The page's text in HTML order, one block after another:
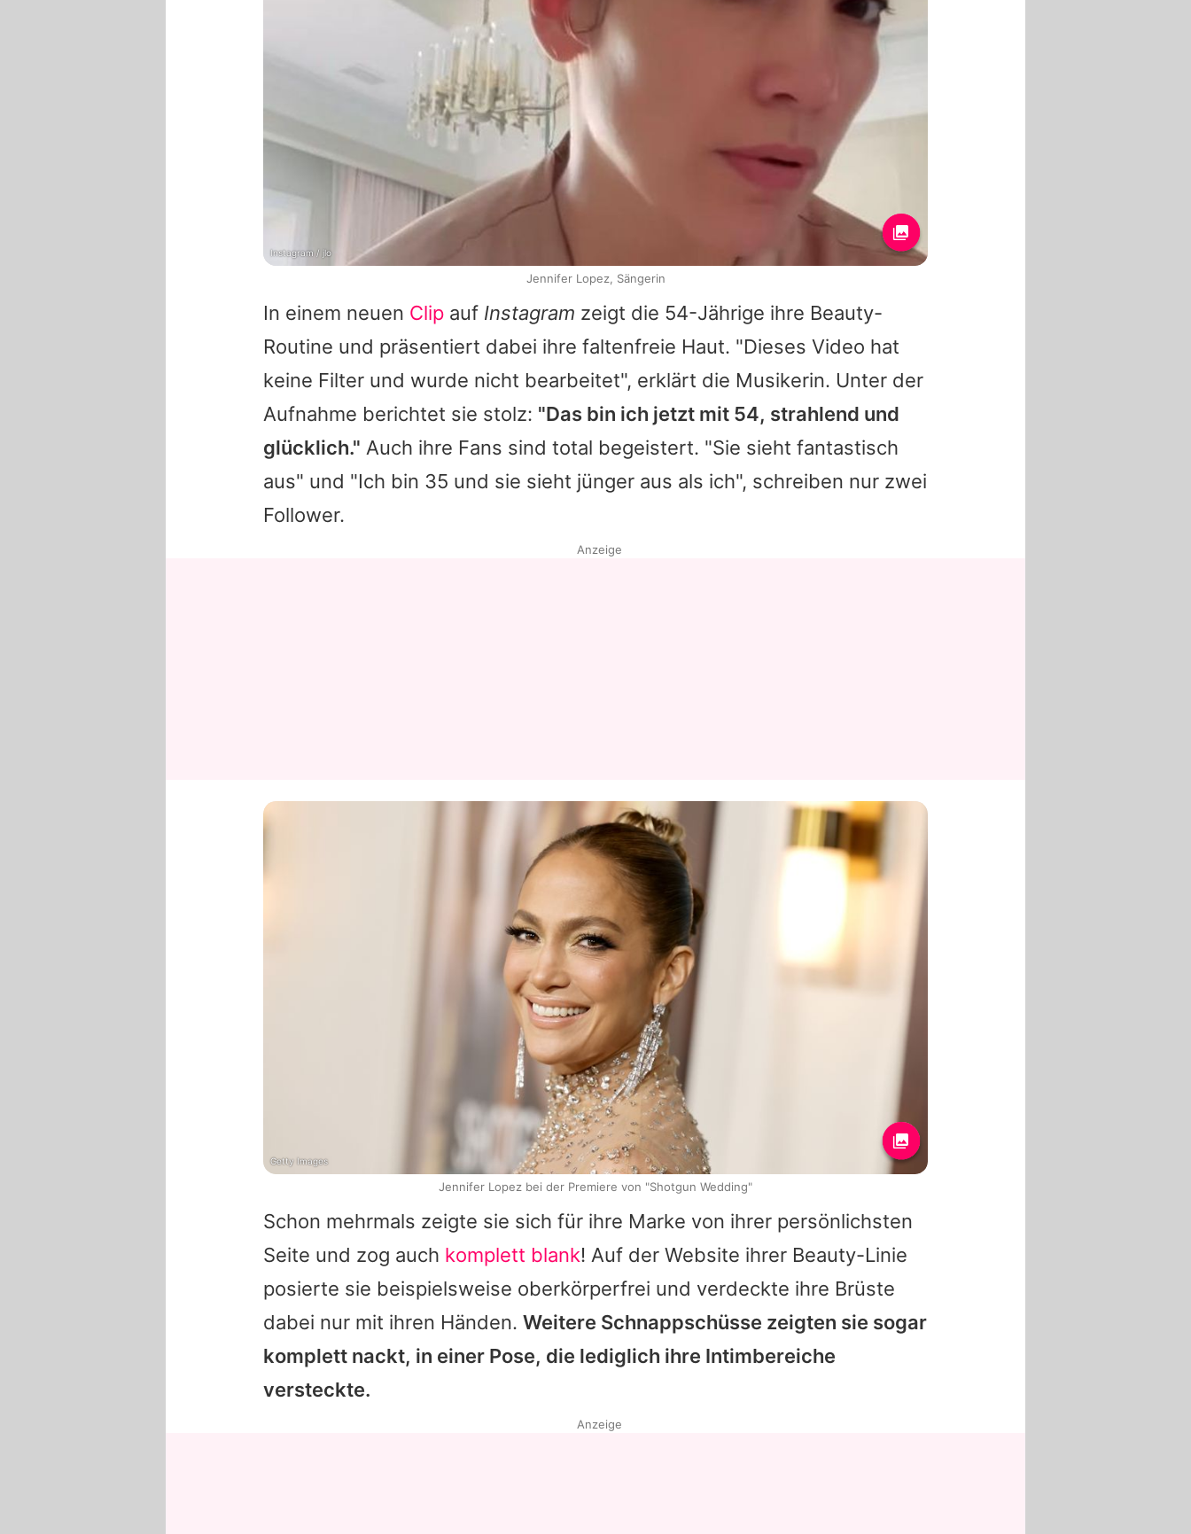
In einem neuen Clip auf Instagram zeigt die 54-Jährige ihre Beauty-
Routine und präsentiert dabei ihre faltenfreie Haut. "Dieses Video hat
keine Filter und wurde nicht bearbeitet", erklärt die Musikerin. Unter der
Aufnahme berichtet sie stolz: "Das bin ich jetzt mit 54, strahlend und
glücklich." Auch ihre Fans sind total begeistert. "Sie sieht fantastisch
aus" und "Ich bin 35 und sie sieht jünger aus als ich", schreiben nur zwei
Follower.
Schon mehrmals zeigte sie sich für ihre Marke von ihrer persönlichsten
Seite und zog auch komplett blank! Auf der Website ihrer Beauty-Linie
posierte sie beispielsweise oberkörperfrei und verdeckte ihre Brüste
dabei nur mit ihren Händen. Weitere Schnappschüsse zeigten sie sogar
komplett nackt, in einer Pose, die lediglich ihre Intimbereiche
versteckte.
Instagram / jlo
Jennifer Lopez, Sängerin
Anzeige
Getty Images
Jennifer Lopez bei der Premiere von "Shotgun Wedding"
Anzeige